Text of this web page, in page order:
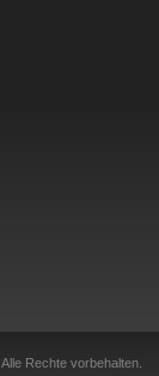
Alle Rechte vorbehalten.